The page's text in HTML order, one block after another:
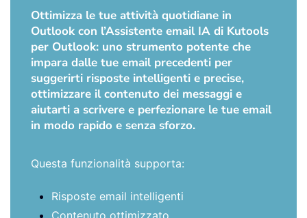
Ottimizza le tue attività quotidiane in
Outlook con l’Assistente email IA di Kutools
per Outlook: uno strumento potente che
impara dalle tue email precedenti per
suggerirti risposte intelligenti e precise,
ottimizzare il contenuto dei messaggi e
aiutarti a scrivere e perfezionare le tue email
in modo rapido e senza sforzo.
Questa funzionalità supporta:
Risposte email intelligenti
Contenuto ottimizzato